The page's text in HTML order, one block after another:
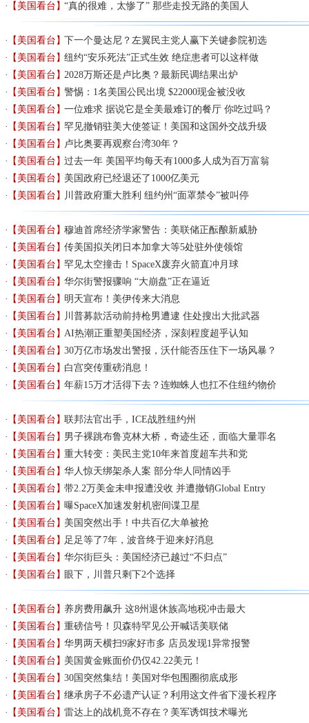
【美国看台】“真的很难，太惨了” 那些走投无路的美国人
【美国看台】下一个曼达尼？左翼民主党人赢下关键参院初选
【美国看台】纽约“安乐死法”正式生效 绝症患者可以这样做
【美国看台】2028万斯还是卢比奥？最新民调结果出炉
【美国看台】警惕：1名美国公民出境 $22000现金被没收
【美国看台】一位难求 据说它是全美最难订的餐厅 你吃过吗？
【美国看台】罕见撤销驻美大使签证！美国和这国外交战升级
【美国看台】 卢比奥要再观察台湾30年？
【美国看台】过去一年 美国平均每天有1000多人成为百万富翁
【美国看台】美国政府已经退还了1000亿美元
【美国看台】 川普政府重大胜利 纽约州“面罩禁令”被叫停
【美国看台】穆迪首席经济学家警告：美联储正酝酿新威胁
【美国看台】传美国拟关闭日本加拿大等5处驻外使领馆
【美国看台】罕见太空撞击！SpaceX废弃火箭直冲月球
【美国看台】华尔街警报骤响 “大崩盘”正在逼近
【美国看台】明天宣布！美伊传来大消息
【美国看台】 川普募款活动前持枪男遭逮 住处搜出大批武器
【美国看台】AI热潮正重塑美国经济，深刻程度超乎认知
【美国看台】30万亿市场发出警报，沃什能否压住下一场风暴？
【美国看台】白宫突传重磅消息！
【美国看台】年薪15万才活得下去？连蜘蛛人也扛不住纽约物价
【美国看台】联邦法官出手，ICE战胜纽约州
【美国看台】男子裸跳布鲁克林大桥，奇迹生还，面临大量罪名
【美国看台】重大转变：美民主党10年来首度超车共和党
【美国看台】华人惊天绑架杀人案 部分华人同情凶手
【美国看台】带2.2万美金未申报遭没收 并遭撤销Global Entry
【美国看台】曝SpaceX加速发射机密间谍卫星
【美国看台】美国突然出手！中共百亿大单被抢
【美国看台】足足等了7年，波音终于迎来好消息
【美国看台】华尔街巨头：美国经济已越过“不归点”
【美国看台】 眼下，川普只剩下2个选择
【美国看台】养房费用飙升 这8州退休族高地税冲击最大
【美国看台】重磅信号！贝森特罕见公开喊话美联储
【美国看台】华男两天横扫9家好市多 店员发现1异常报警
【美国看台】美国黄金账面价仍仅42.22美元！
【美国看台】30国突然集结！美国对华包围圈彻底成形
【美国看台】继承房子不必遗产认证？利用这文件省下漫长程序
【美国看台】雷达上的战机竟不存在？美军诱饵技术曝光